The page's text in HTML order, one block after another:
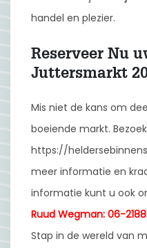
handel en plezier.
Reserveer Nu
Juttersmarkt
Mis niet de kans om
boeiende markt. Bezoek
https://
meer informatie en
informatie kunt u ook
Ruud Wegman: 06-
Stap in de wereld van